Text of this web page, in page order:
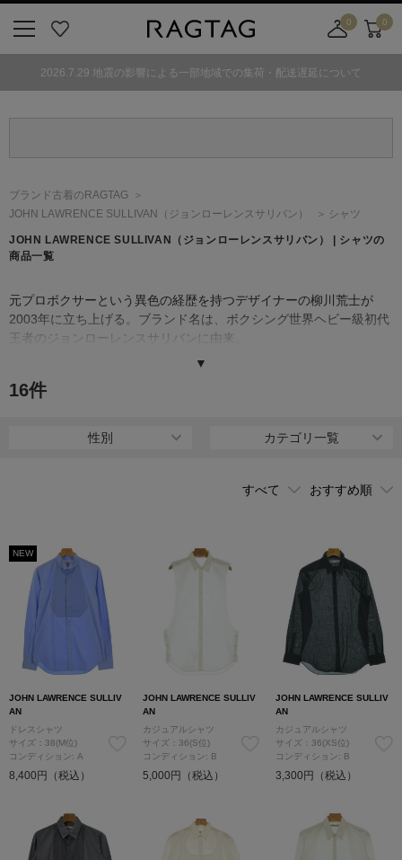
気
0
舗
カ
0
2026.7.29 地震の影響による一部地域での集荷・配送遅延について
ブランド古着のRAGTAG
JOHN LAWRENCE SULLIVAN
（ジョンローレンスサリバン） シャツ
JOHN LAWRENCE SULLIVAN （ジョンローレンスサリバン）
| シャツの
商品一覧
元プロボクサーという異色の経歴を持つデザイナーの柳川荒士が
2003年に立ち上げる。ブランド名は、ボクシング世界ヘビー級初代
王者のジョンローレンスサリバンに由来。
さはないが「強さ」のにじみ出るタイトなテーラードジャケット
▼
16件
性別 カテゴリ一覧
NEW
JOHN LAWRENCE SULLIV
AN
ドレスシャツ
サイズ：38(M位)
コンディション: A
8,400円（税込）
JOHN LAWRENCE SULLIV
AN
カジュアルシャツ
サイズ：36(S位)
コンディション: B
5,000円（税込）
JOHN LAWRENCE SULLIV
AN
カジュアルシャツ
サイズ：36(XS位)
コンディション: B
3,300円（税込）